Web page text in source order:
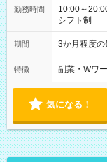
勤務時間
10:00～20:00 実働7.5時間／休憩1.5時間 営業時間に合
シフト制
期間 3か月程度
特徴 副業・Wワ
気になる！